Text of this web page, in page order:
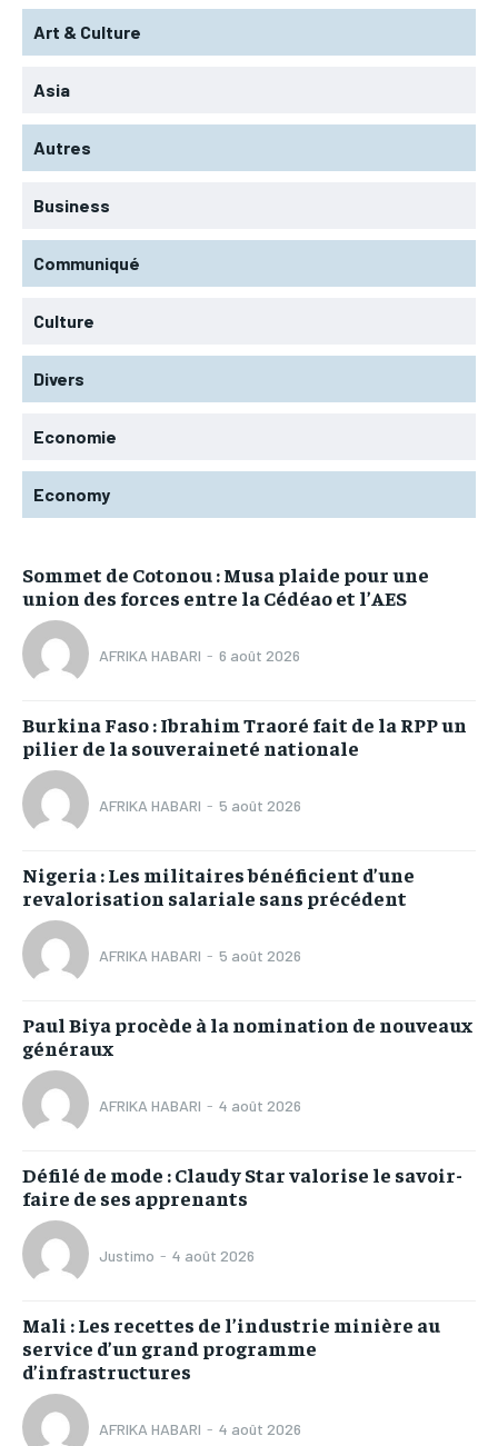
Art & Culture
Asia
Autres
Business
Communiqué
Culture
Divers
Economie
Economy
Sommet de Cotonou : Musa plaide pour une
union des forces entre la Cédéao et l’AES
AFRIKA HABARI - 6 août 2026
Burkina Faso : Ibrahim Traoré fait de la RPP un
pilier de la souveraineté nationale
AFRIKA HABARI - 5 août 2026
Nigeria : Les militaires bénéficient d’une
revalorisation salariale sans précédent
AFRIKA HABARI - 5 août 2026
Paul Biya procède à la nomination de nouveaux
généraux
AFRIKA HABARI - 4 août 2026
Défilé de mode : Claudy Star valorise le savoir-
faire de ses apprenants
Justimo - 4 août 2026
Mali : Les recettes de l’industrie minière au
service d’un grand programme
d’infrastructures
AFRIKA HABARI - 4 août 2026